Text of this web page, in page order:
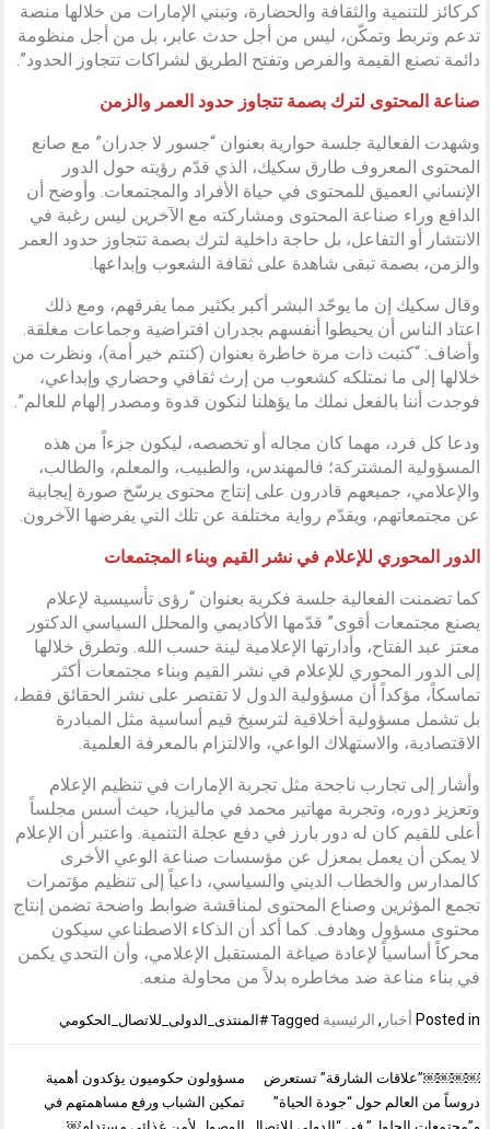
كركائز للتنمية والثقافة والحضارة، وتبني الإمارات من خلالها منصة
تدعم وتربط وتمكّن، ليس من أجل حدث عابر، بل من أجل منظومة
دائمة تصنع القيمة والفرص وتفتح الطريق لشراكات تتجاوز الحدود”.
صناعة المحتوى لترك بصمة تتجاوز حدود العمر والزمن
وشهدت الفعالية جلسة حوارية بعنوان “جسور لا جدران” مع صانع
المحتوى المعروف طارق سكيك، الذي قدّم رؤيته حول الدور
الإنساني العميق للمحتوى في حياة الأفراد والمجتمعات. وأوضح أن
الدافع وراء صناعة المحتوى ومشاركته مع الآخرين ليس رغبة في
الانتشار أو التفاعل، بل حاجة داخلية لترك بصمة تتجاوز حدود العمر
والزمن، بصمة تبقى شاهدة على ثقافة الشعوب وإبداعها.
وقال سكيك إن ما يوحّد البشر أكبر بكثير مما يفرقهم، ومع ذلك
اعتاد الناس أن يحيطوا أنفسهم بجدران افتراضية وجماعات مغلقة.
وأضاف: “كتبت ذات مرة خاطرة بعنوان (كنتم خير أمة)، ونظرت من
خلالها إلى ما نمتلكه كشعوب من إرث ثقافي وحضاري وإبداعي،
فوجدت أننا بالفعل نملك ما يؤهلنا لنكون قدوة ومصدر إلهام للعالم”.
ودعا كل فرد، مهما كان مجاله أو تخصصه، ليكون جزءاً من هذه
المسؤولية المشتركة؛ فالمهندس، والطبيب، والمعلم، والطالب،
والإعلامي، جميعهم قادرون على إنتاج محتوى يرسّخ صورة إيجابية
عن مجتمعاتهم، ويقدّم رواية مختلفة عن تلك التي يفرضها الآخرون.
الدور المحوري للإعلام في نشر القيم وبناء المجتمعات
كما تضمنت الفعالية جلسة فكرية بعنوان “رؤى تأسيسية لإعلام
يصنع مجتمعات أقوى” قدّمها الأكاديمي والمحلل السياسي الدكتور
معتز عبد الفتاح، وأدارتها الإعلامية لينة حسب الله. وتطرق خلالها
إلى الدور المحوري للإعلام في نشر القيم وبناء مجتمعات أكثر
تماسكاً، مؤكداً أن مسؤولية الدول لا تقتصر على نشر الحقائق فقط،
بل تشمل مسؤولية أخلاقية لترسيخ قيم أساسية مثل المبادرة
الاقتصادية، والاستهلاك الواعي، والالتزام بالمعرفة العلمية.
وأشار إلى تجارب ناجحة مثل تجربة الإمارات في تنظيم الإعلام
وتعزيز دوره، وتجربة مهاتير محمد في ماليزيا، حيث أسس مجلساً
أعلى للقيم كان له دور بارز في دفع عجلة التنمية. واعتبر أن الإعلام
لا يمكن أن يعمل بمعزل عن مؤسسات صناعة الوعي الأخرى
كالمدارس والخطاب الديني والسياسي، داعياً إلى تنظيم مؤتمرات
تجمع المؤثرين وصناع المحتوى لمناقشة ضوابط واضحة تضمن إنتاج
محتوى مسؤول وهادف. كما أكد أن الذكاء الاصطناعي سيكون
محركاً أساسياً لإعادة صياغة المستقبل الإعلامي، وأن التحدي يكمن
في بناء مناعة ضد مخاطره بدلاً من محاولة منعه.
Posted in أخبار , الرئيسية Tagged #المنتدى_الدولى_للاتصال_الحكومي
تصفّح
المقالات
مسؤولون حكوميون يؤكدون أهمية
تمكين الشباب ورفع مساهمتهم في
￼￼￼￼”علاقات الشارقة” تستعرض
دروساً من العالم حول “جودة الحياة”